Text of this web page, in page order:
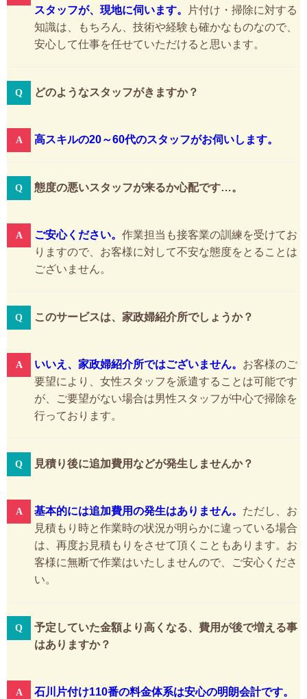
スタッフが、現地に伺います。
片付け・掃除に対する
知識は、もちろん、技術や経験も確かなものなので、
安心して仕事を任せていただけると思います。
どのようなスタッフがきますか？
高スキルの20～60代のスタッフがお伺いします。
態度の悪いスタッフが来るか心配です…。
ご安心ください。 作業担当も接客業の訓練を受けてお
りますので、お客様に対して不安な態度をとることは
ございません。
このサービスは、家政婦紹介所でしょうか？
いいえ、家政婦紹介所ではございません。 お客様のご
要望により、女性スタッフを派遣することは可能です
が、ご要望がない場合は男性スタッフが中心で掃除を
行っております。
見積り後に追加費用などが発生しませんか？
基本的には追加費用の発生はありません。 ただし、お
見積もり時と作業時の状況が明らかに違っている場合
は、再度お見積もりをさせて頂くこともあります。お
客様に無断で作業はいたしませんので、ご安心くださ
い。
予定していた金額より高くなる、費用が後で増える事
はありますか？
石川片付け110番の料金体系は安心の明朗会計です。